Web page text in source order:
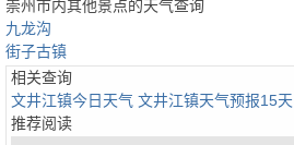
崇州市内其他景点的天气查询
九龙沟
街子古镇
相关查询
文井江镇今日天气 文井江镇天气预报15天
推荐阅读